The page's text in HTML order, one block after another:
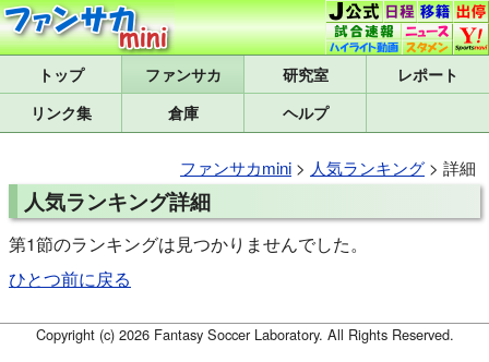
トップ 研究室
レポート
リンク集
倉庫 ヘルプ
ファンサカmini > 人気ランキング > 詳細
人気ランキング詳細
第1節のランキングは見つかりませんでした。
ひとつ前に戻る
Copyright (c) 2026 Fantasy Soccer Laboratory. All Rights Reserved.